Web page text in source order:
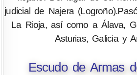
judicial de Najera
La Rioja, así como a Álava,
Asturias, Galicia y
Escudo de Armas